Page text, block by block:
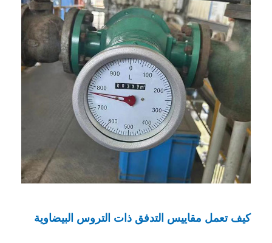
كيف تعمل مقاييس التدفق ذات التروس البيضاوية